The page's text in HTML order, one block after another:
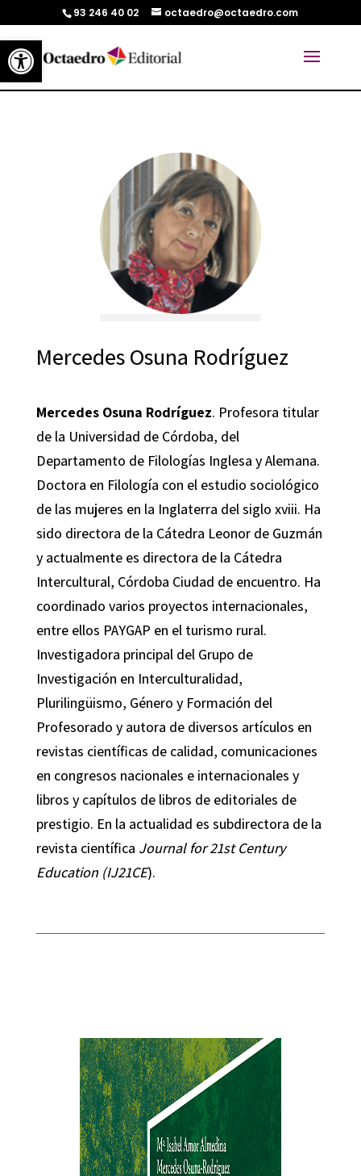
Abrir barra de herramientas
93 246 40 02 octaedro@octaedro.com
Mercedes Osuna Rodríguez
Mercedes Osuna Rodríguez. Profesora titular
de la Universidad de Córdoba, del
Departamento de Filologías Inglesa y Alemana.
Doctora en Filología con el estudio sociológico
de las mujeres en la Inglaterra del siglo xviii. Ha
sido directora de la Cátedra Leonor de Guzmán
y actualmente es directora de la Cátedra
Intercultural, Córdoba Ciudad de encuentro. Ha
coordinado varios proyectos internacionales,
entre ellos PAYGAP en el turismo rural.
Investigadora principal del Grupo de
Investigación en Interculturalidad,
Plurilingüismo, Género y Formación del
Profesorado y autora de diversos artículos en
revistas científicas de calidad, comunicaciones
en congresos nacionales e internacionales y
libros y capítulos de libros de editoriales de
prestigio. En la actualidad es subdirectora de la
revista científica Journal for 21st Century
Education (IJ21CE).